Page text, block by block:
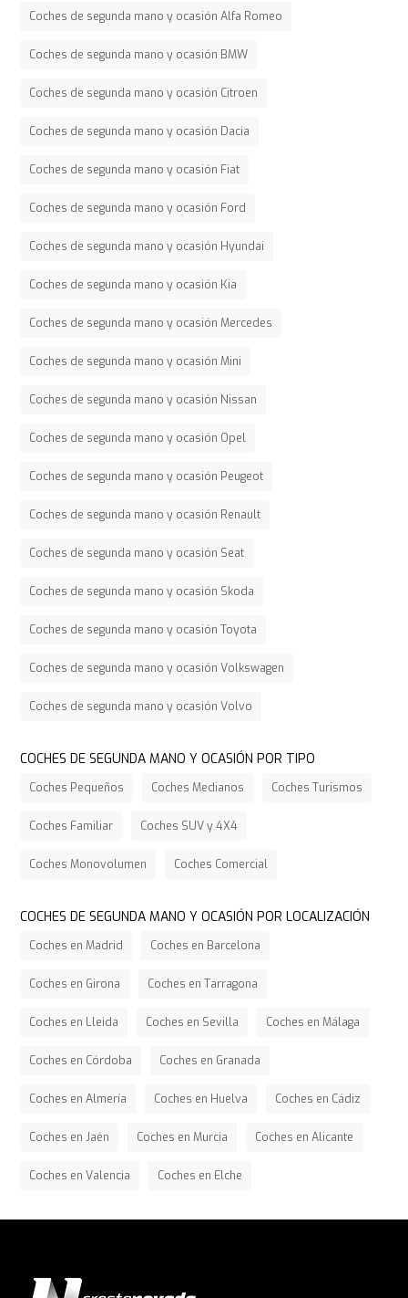
Coches de segunda mano y ocasión Alfa Romeo
Coches de segunda mano y ocasión BMW
Coches de segunda mano y ocasión Citroen
Coches de segunda mano y ocasión Dacia
Coches de segunda mano y ocasión Fiat
Coches de segunda mano y ocasión Ford
Coches de segunda mano y ocasión Hyundai
Coches de segunda mano y ocasión Kia
Coches de segunda mano y ocasión Mercedes
Coches de segunda mano y ocasión Mini
Coches de segunda mano y ocasión Nissan
Coches de segunda mano y ocasión Opel
Coches de segunda mano y ocasión Peugeot
Coches de segunda mano y ocasión Renault
Coches de segunda mano y ocasión Seat
Coches de segunda mano y ocasión Skoda
Coches de segunda mano y ocasión Toyota
Coches de segunda mano y ocasión Volkswagen
Coches de segunda mano y ocasión Volvo
COCHES DE SEGUNDA MANO Y OCASIÓN POR TIPO
Coches Pequeños Coches Medianos Coches Turismos
Coches Familiar Coches SUV y 4X4
Coches Monovolumen Coches Comercial
COCHES DE SEGUNDA MANO Y OCASIÓN POR LOCALIZACIÓN
Coches en Madrid Coches en Barcelona
Coches en Girona Coches en Tarragona
Coches en Lleida Coches en Sevilla Coches en Málaga
Coches en Córdoba Coches en Granada
Coches en Almería Coches en Huelva Coches en Cádiz
Coches en Jaén Coches en Murcia Coches en Alicante
Coches en Valencia Coches en Elche